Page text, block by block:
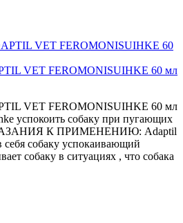
VET FEROMONISUIHKE 60 мл
VET FEROMONISUIHKE 60 мл
успокоить собаку при пугающих
К ПРИМЕНЕНИЮ: Adaptil
себя собаку успокаивающий
собаку в ситуациях , что собака